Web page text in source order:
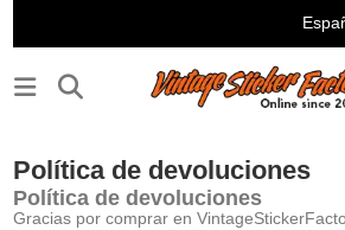
Política de devoluciones
Política de devoluciones
Gracias por comprar en